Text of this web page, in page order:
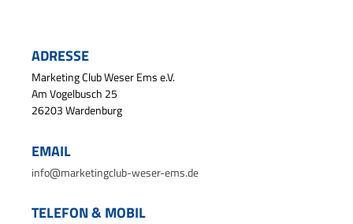
ADRESSE
Marketing Club Weser Ems e.V.
Am Vogelbusch 25
26203 Wardenburg
EMAIL
info@marketingclub-weser-ems.de
TELEFON & MOBIL